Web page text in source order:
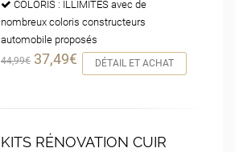
COLORIS : ILLIMITES avec de
nombreux coloris constructeurs
automobile proposés
44,99€ 37,49€ DÉTAIL ET ACHAT
KITS RÉNOVATION CUIR